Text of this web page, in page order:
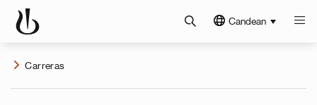
Candean
Carreras